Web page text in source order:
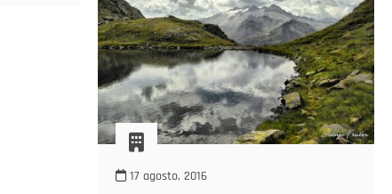
17 agosto, 2016